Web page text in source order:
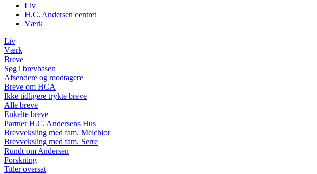
Liv
H.C. Andersen centret
Værk
Liv
Værk
Breve
Søg i brevbasen
Afsendere og modtagere
Breve om HCA
Ikke tidligere trykte breve
Alle breve
Enkelte breve
Partner H.C. Andersens Hus
Brevveksling med fam. Melchior
Brevveksling med fam. Serre
Rundt om Andersen
Forskning
Titler oversat